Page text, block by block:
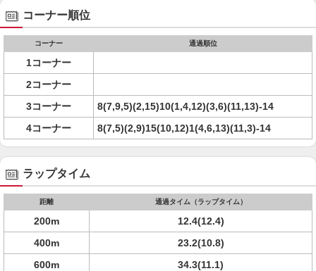
コーナー順位
コーナー 通過順位
1コーナー
2コーナー
3コーナー
8(7,9,5)(2,15)10(1,4,12)(3,6)(11,13)-14
4コーナー
8(7,5)(2,9)15(10,12)1(4,6,13)(11,3)-14
ラップタイム
距離 通過タイム（ラップタイム）
200m
12.4(12.4)
400m
23.2(10.8)
600m
34.3(11.1)